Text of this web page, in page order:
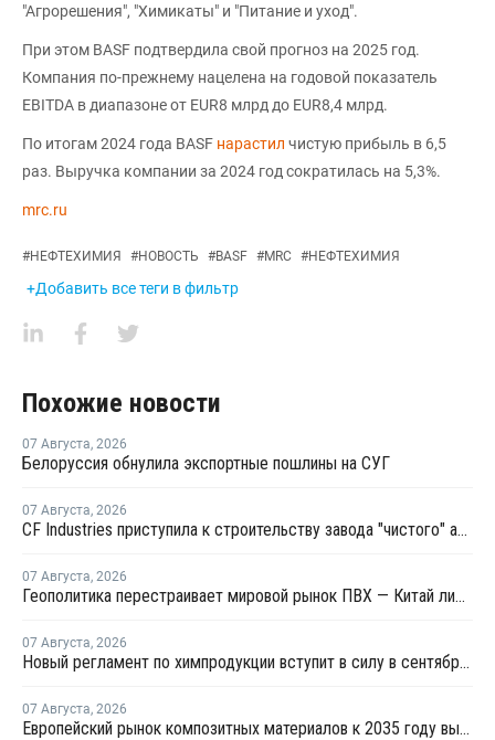
"Агрорешения", "Химикаты" и "Питание и уход".
При этом BASF подтвердила свой прогноз на 2025 год.
Компания по-прежнему нацелена на годовой показатель
EBITDA в диапазоне от EUR8 млрд до EUR8,4 млрд.
По итогам 2024 года BASF нарастил чистую прибыль в 6,5
раз. Выручка компании за 2024 год сократилась на 5,3%.
mrc.ru
#НЕФТЕХИМИЯ #НОВОСТЬ #BASF #MRC #НЕФТЕХИМИЯ
+Добавить все теги в фильтр
Похожие новости
07 Августа, 2026
Белоруссия обнулила экспортные пошлины на СУГ
07 Августа, 2026
CF Industries приступила к строительству завода "чистого" аммиака за USD4 миллиарда
07 Августа, 2026
Геополитика перестраивает мировой рынок ПВХ — Китай лидирует в экспорте
07 Августа, 2026
Новый регламент по химпродукции вступит в силу в сентябре 2027 года
07 Августа, 2026
Европейский рынок композитных материалов к 2035 году вырастет до USD47,5 млрд